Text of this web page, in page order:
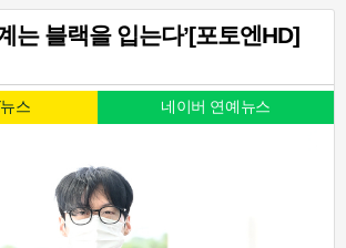
는 블랙을 입는다’[포토엔HD]
스 네이버 연예뉴스